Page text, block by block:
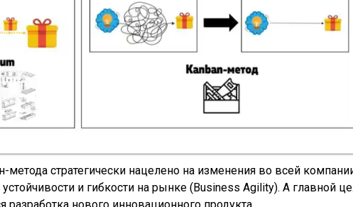
метода стратегически нацелено на изменения во всей
и гибкости на рынке (Business Agility). А главной